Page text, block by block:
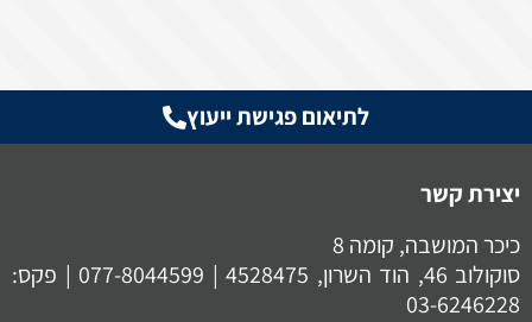
לתיאום פגישת ייעוץ
יצירת קשר
כיכר המושבה, קומה 8
סוקולוב 46, הוד השרון, 4528475 |
077-8044599 | פקס:
03-6246228